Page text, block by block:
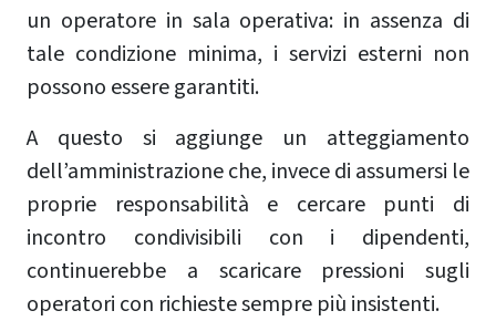
un operatore in sala operativa: in assenza di
tale condizione minima, i servizi esterni non
possono essere garantiti.
A questo si aggiunge un atteggiamento
dell’amministrazione che, invece di assumersi le
proprie responsabilità e cercare punti di
incontro condivisibili con i dipendenti,
continuerebbe a scaricare pressioni sugli
operatori con richieste sempre più insistenti.